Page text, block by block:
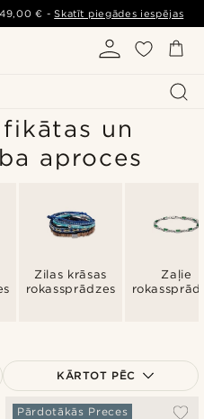
49,00 € -Skatīt piegādes iespējas
un
aproces
Zilas krāsas
rokassprādzes
Zaļie
KĀRTOT PĒC
Vispopulārākais
Pārdotākās Preces